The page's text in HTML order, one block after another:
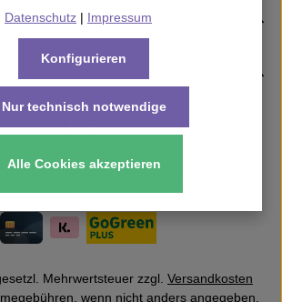
Mehrwertsteuer zzgl. Versandkosten
wenn nicht anders angegeben.
Datenschutz | Impressum
Nur technisch notwendige
Konfigurieren
Alle Cookies akzeptieren